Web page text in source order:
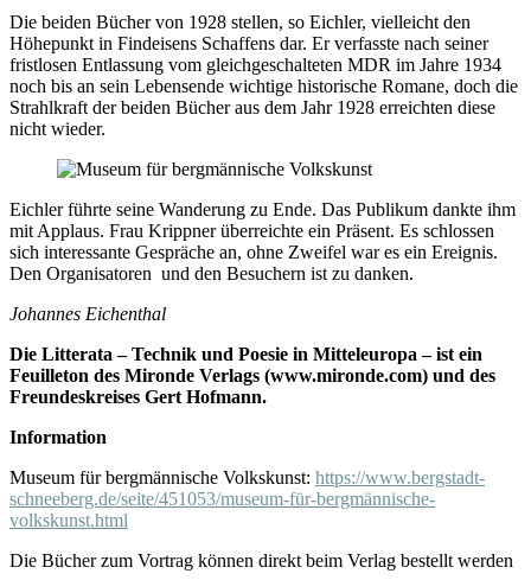
Die beiden Bücher von 1928 stellen, so Eichler, vielleicht den
Höhepunkt in Findeisens Schaffens dar. Er verfasste nach seiner
fristlosen Entlassung vom gleichgeschalteten MDR im Jahre 1934
noch bis an sein Lebensende wichtige historische Romane, doch die
Strahlkraft der beiden Bücher aus dem Jahr 1928 erreichten diese
nicht wieder.
Eichler führte seine Wanderung zu Ende. Das Publikum dankte ihm
mit Applaus. Frau Krippner überreichte ein Präsent. Es schlossen
sich interessante Gespräche an, ohne Zweifel war es ein Ereignis.
Den Organisatoren und den Besuchern ist zu danken.
Johannes Eichenthal
Die Litterata – Technik und Poesie in Mitteleuropa – ist ein
Feuilleton des Mironde Verlags (www.mironde.com) und des
Freundeskreises Gert Hofmann.
Information
Museum für bergmännische Volkskunst: https://www.bergstadt-
schneeberg.de/seite/451053/museum-für-bergmännische-
volkskunst.html
Die Bücher zum Vortrag können direkt beim Verlag bestellt werden